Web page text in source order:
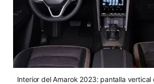
Interior del Amarok 2023: pantalla vertical